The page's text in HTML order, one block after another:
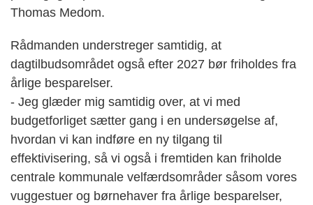
Thomas Medom.
Rådmanden understreger samtidig, at
dagtilbudsområdet også efter 2027 bør friholdes fra
årlige besparelser.
- Jeg glæder mig samtidig over, at vi med
budgetforliget sætter gang i en undersøgelse af,
hvordan vi kan indføre en ny tilgang til
effektivisering, så vi også i fremtiden kan friholde
centrale kommunale velfærdsområder såsom vores
vuggestuer og børnehaver fra årlige besparelser,